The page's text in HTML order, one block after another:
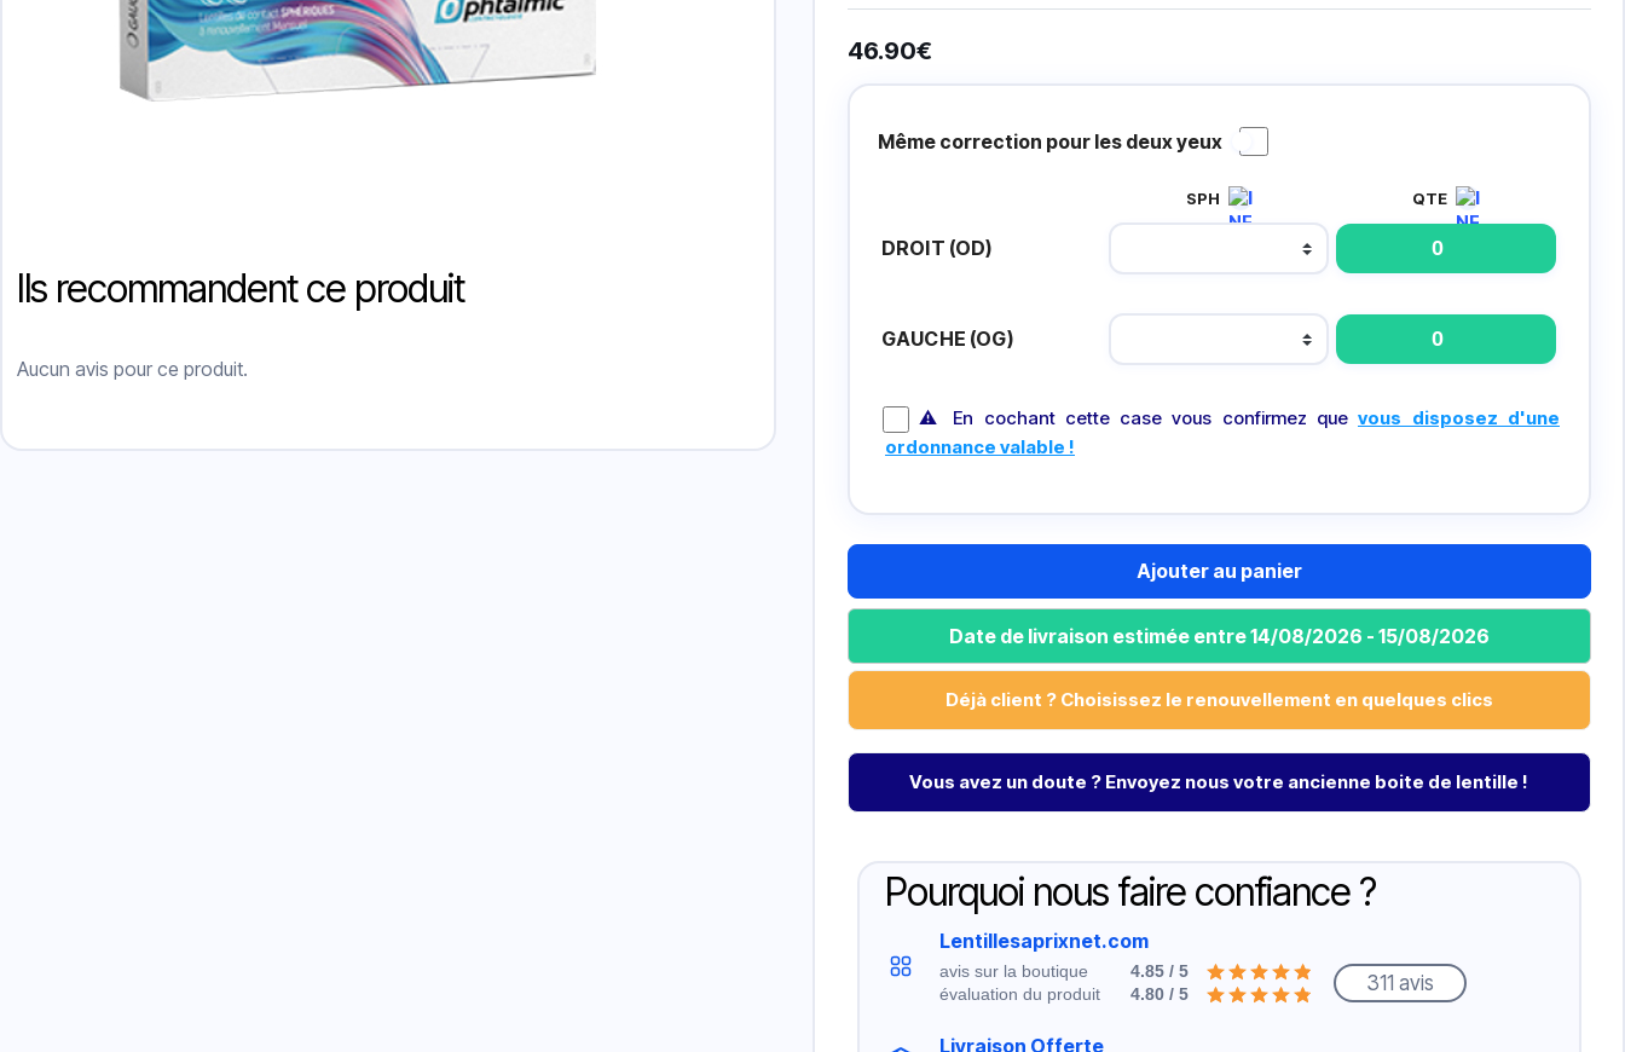
Ils recommandent ce produit
Aucun avis pour ce produit.
46.90€
Prescripción
Même correction pour les deux yeux
SPH QTE
DROIT (OD)
GAUCHE (OG)
⚠ En cochant cette case vous confirmez que vous disposez d'une
ordonnance valable !
Ajouter au panier
Date de livraison estimée entre 14/08/2026 - 15/08/2026
Déjà client ? Choisissez le renouvellement en quelques clics
Vous avez un doute ? Envoyez nous votre ancienne boite de lentille !
Pourquoi nous faire confiance ?
Lentillesaprixnet.com
avis sur la boutique
4.85 / 5
évaluation du produit
4.80 / 5 311 avis
Livraison Offerte